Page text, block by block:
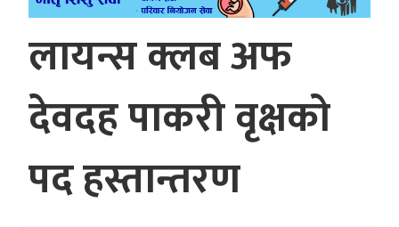
लायन्स क्लब अफ
देवदह पाकरी वृक्षको
पद हस्तान्तरण